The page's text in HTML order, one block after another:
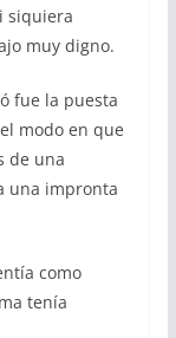
siquiera
muy digno.
fue la puesta
modo en que
de una
una impronta
como
tenía